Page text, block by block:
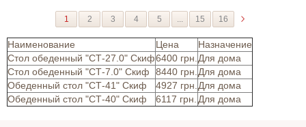
1 2 3 4 5 ... 15 16
Наименование Цена
Назначение
Стол обеденный "СТ-27.0" Скиф6400 грн. Для дома
Стол обеденный "СТ-7.0" Скиф
8440 грн. Для дома
Обеденный стол "СТ-41" Скиф
4927 грн. Для дома
Обеденный стол "СТ-40" Скиф
6117 грн. Для дома